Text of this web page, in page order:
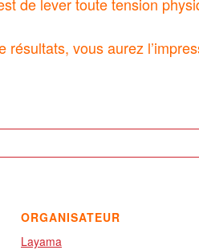
résultats, vous aurez
ORGANISATEUR
Layama